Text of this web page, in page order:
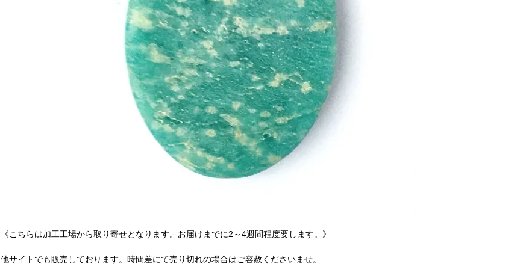
《こちらは加工工場から取り寄せとなります。お届けまでに2～4週間程度要します。》
他サイトでも販売しております。時間差にて売り切れの場合はご容赦くださいませ。